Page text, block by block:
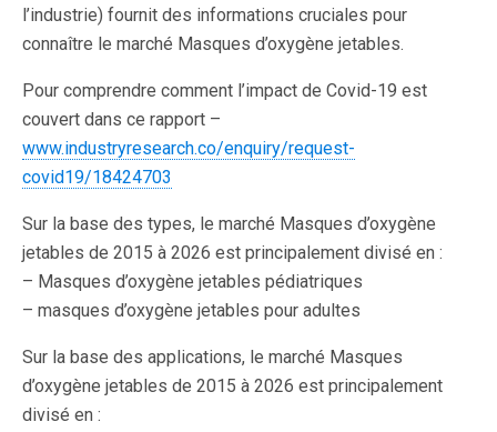
l’industrie) fournit des informations cruciales pour
connaître le marché Masques d’oxygène jetables.
Pour comprendre comment l’impact de Covid-19 est
couvert dans ce rapport –
www.industryresearch.co/enquiry/request-
covid19/18424703
Sur la base des types, le marché Masques d’oxygène
jetables de 2015 à 2026 est principalement divisé en :
– Masques d’oxygène jetables pédiatriques
– masques d’oxygène jetables pour adultes
Sur la base des applications, le marché Masques
d’oxygène jetables de 2015 à 2026 est principalement
divisé en :